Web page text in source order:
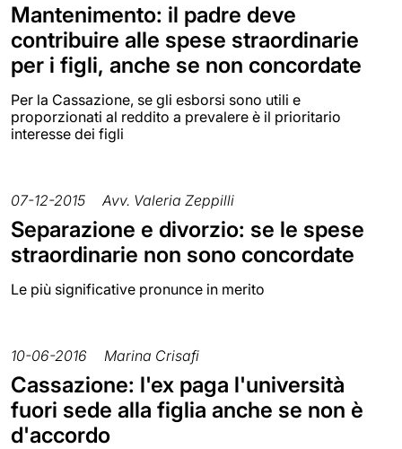
Mantenimento: il padre deve
contribuire alle spese straordinarie
per i figli, anche se non concordate
Per la Cassazione, se gli esborsi sono utili e
proporzionati al reddito a prevalere è il prioritario
interesse dei figli
07-12-2015 Avv. Valeria Zeppilli
Separazione e divorzio: se le spese
straordinarie non sono concordate
Le più significative pronunce in merito
10-06-2016 Marina Crisafi
Cassazione: l'ex paga l'università
fuori sede alla figlia anche se non è
d'accordo